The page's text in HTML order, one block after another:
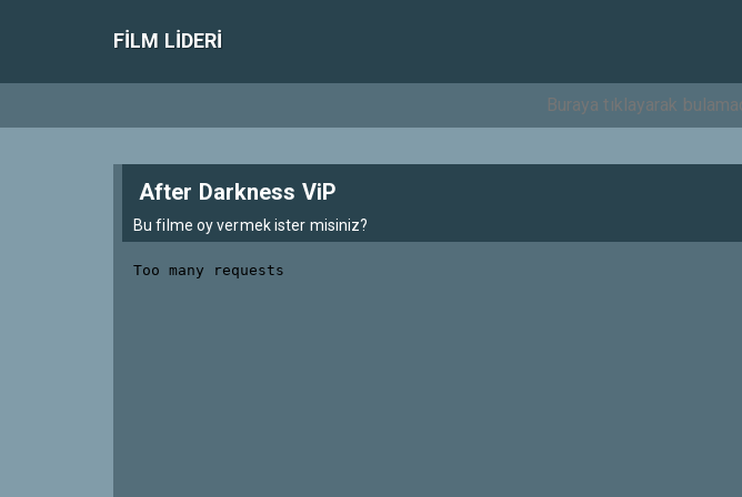
FILM LIDERI
After Darkness ViP
Bu filme oy vermek ister misiniz?